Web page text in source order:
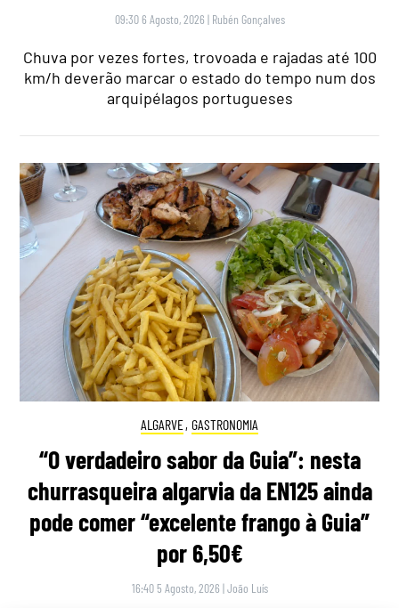
09:30 6 Agosto, 2026 | Rubén Gonçalves
Chuva por vezes fortes, trovoada e rajadas até 100
km/h deverão marcar o estado do tempo num dos
arquipélagos portugueses
ALGARVE, GASTRONOMIA
“O verdadeiro sabor da Guia”: nesta
churrasqueira algarvia da EN125 ainda
pode comer “excelente frango à Guia”
por 6,50€
16:40 5 Agosto, 2026 |João Luís